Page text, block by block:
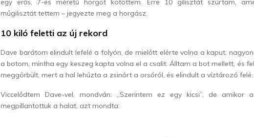
egy erős, 7-es méretű horgot kötöttem. Erre 10 gilisztát szúrtam,
műgilisztát tettem – jegyezte meg a horgász.
10 kiló feletti az új rekord
Dave barátom elindult lefelé a folyón, de mielőtt elérte volna a kaput,
a botom, mintha egy keszeg kapta volna el a csalit. Álltam a bot mellett, és
meggörbült, mert a hal lehúzta a zsinórt a orsóról, és elindult a víztározó felé.
Viccelődtem Dave-vel, mondván: „Szerintem ez egy kicsi”, de amikor
megpillantottuk a halat, azt mondta: